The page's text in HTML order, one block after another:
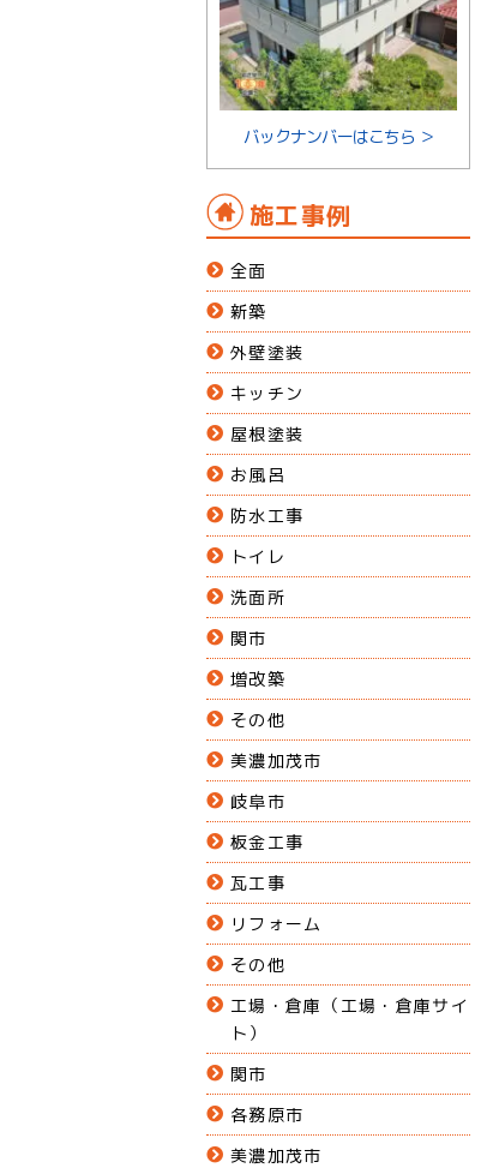
バックナンバーはこちら ＞
施工事例
全面
新築
外壁塗装
キッチン
屋根塗装
お風呂
防水工事
トイレ
洗面所
関市
増改築
その他
美濃加茂市
岐阜市
板金工事
瓦工事
リフォーム
その他
工場・倉庫（工場・倉庫サイ
ト）
関市
各務原市
美濃加茂市